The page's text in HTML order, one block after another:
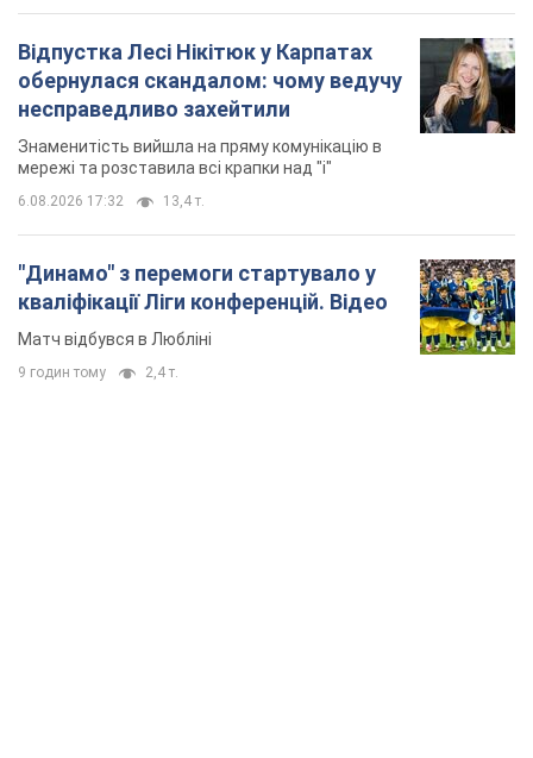
Відпустка Лесі Нікітюк у Карпатах
обернулася скандалом: чому ведучу
несправедливо захейтили
Знаменитість вийшла на пряму комунікацію в
мережі та розставила всі крапки над "і"
6.08.2026 17:32 13,4 т.
"Динамо" з перемоги стартувало у
кваліфікації Ліги конференцій. Відео
Матч відбувся в Любліні
9 годин тому 2,4 т.